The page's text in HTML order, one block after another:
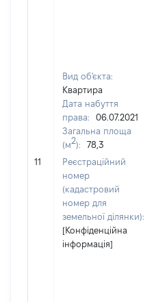
11
Вид об'єкта:
Квартира
Дата набуття
права:
06.07.2021
Загальна площа
(м2):
78,3
Реєстраційний
номер
(кадастровий
номер для
земельної ділянки):
[Конфіденційна
інформація]